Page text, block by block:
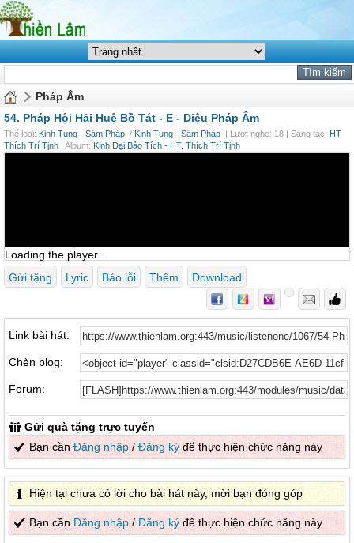
Pháp Âm
54. Pháp Hội Hải Huệ Bồ Tát - E - Diệu Pháp Âm
Thể loại: Kinh Tụng - Sám Pháp / Kinh Tụng - Sám Pháp | Lượt nghe: 18 | Sáng tác: HT
Thích Trí Tịnh | Album: Kinh Đại Bảo Tích - HT. Thích Trí Tịnh
Loading the player...
Gửi tặng
Lyric Báo lỗi Thêm Download
Link bài hát:
Chèn blog:
Forum:
Gửi quà tặng trực tuyến
Bạn cầnĐăng nhập / Đăng kýđể thực hiện chức năng này
Hiện tại chưa có lời cho bài hát này, mời bạn đóng góp
Bạn cầnĐăng nhập / Đăng kýđể thực hiện chức năng này